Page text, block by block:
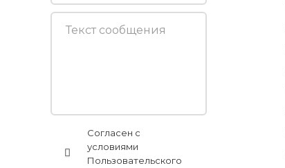
Согласен с
условиями
Пользовательского